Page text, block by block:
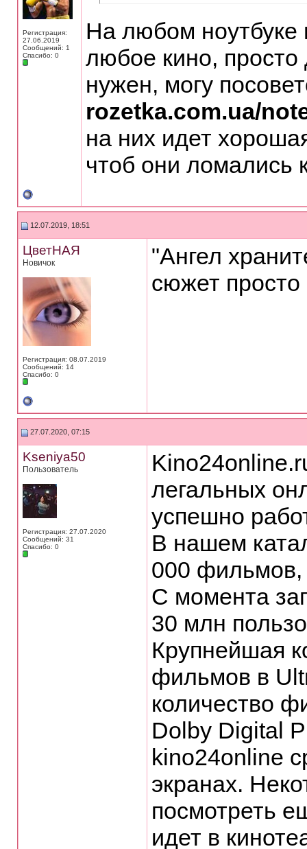
Регистрация:
27.06.2019
Сообщений: 1
Спасибо: 0
На любом ноутбуке
любое кино,
нужен, могу
rozetka.com.ua/
на них идет
чтоб они ломались
12.07.2019, 18:51
ЦветНАЯ
Новичок
Регистрация: 08.07.2019
Сообщений: 14
Спасибо: 0
"Ангел
сюжет просто
27.07.2020, 07:15
Kseniya50
Пользователь
Регистрация: 27.07.2020
Сообщений: 31
Спасибо: 0
легальных
успешно
В нашем
000 фильмов,
С момента
30 млн
Крупнейшая
фильмов в
количество
Dolby Digital
kino24online
экранах.
посмотреть
идет в